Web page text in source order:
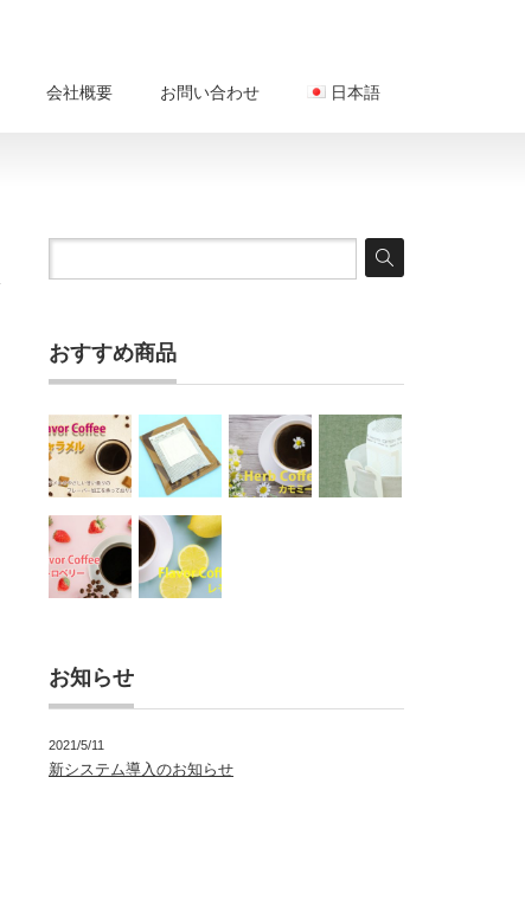
会社概要 お問い合わせ 日本語
おすすめ商品
お知らせ
2021/5/11
新システム導入のお知らせ